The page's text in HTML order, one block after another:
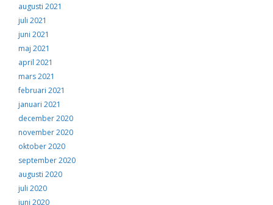
augusti 2021
juli 2021
juni 2021
maj 2021
april 2021
mars 2021
februari 2021
januari 2021
december 2020
november 2020
oktober 2020
september 2020
augusti 2020
juli 2020
juni 2020